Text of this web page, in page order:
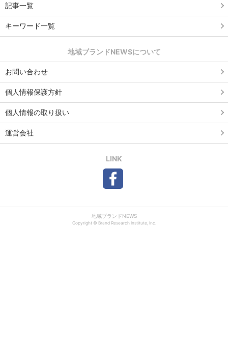
記事一覧
キーワード一覧
地域ブランドNEWSについて
お問い合わせ
個人情報保護方針
個人情報の取り扱い
運営会社
LINK
地域ブランドNEWS
Copyright © Brand Research Institute, Inc.